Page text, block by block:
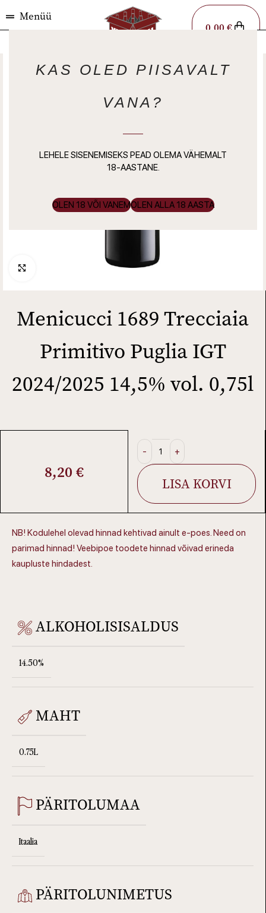
KAS OLED PIISAVALT
VANA?
LEHELE SISENEMISEKS PEAD OLEMA VÄHEMALT
18-AASTANE.
OLEN 18 VÕI VANEMOLEN ALLA 18 AASTA
Menüü
0,00€
Menicucci 1689 Trecciaia
Primitivo Puglia IGT
2024/2025 14,5% vol. 0,75l
8,20€
LISA KORVI
NB! Kodulehel olevad hinnad kehtivad ainult e-poes. Need on
parimad hinnad! Veebipoe toodete hinnad võivad erineda
kaupluste hindadest.
ALKOHOLISISALDUS
14.50%
MAHT
0.75L
PÄRITOLUMAA
Itaalia
PÄRITOLUNIMETUS